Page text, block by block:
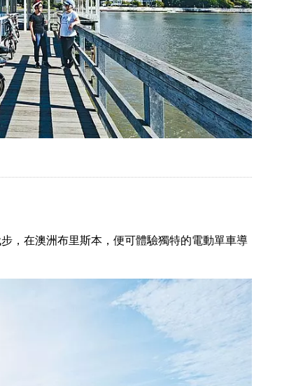
，在澳洲布里斯本，便可體驗獨特的電動單車導